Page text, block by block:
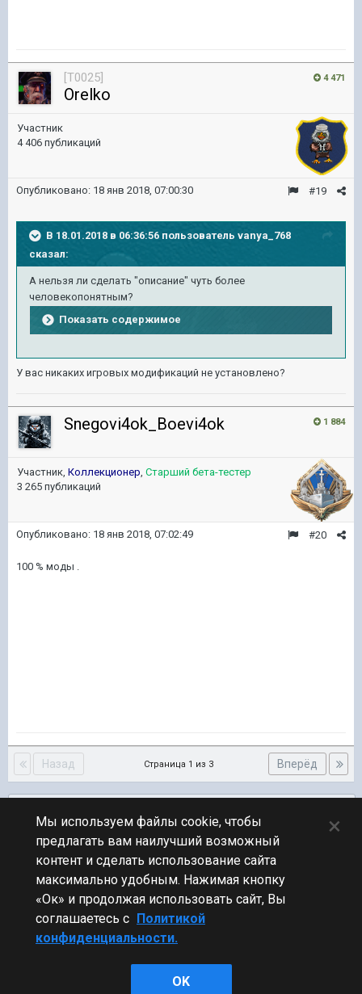
4 471
[T0025]
Orelko
Участник
4 406 публикаций
#19
Опубликовано: 18 янв 2018, 07:00:30
В 18.01.2018 в 06:36:56 пользователь vanya_768
сказал:
А нельзя ли сделать "описание" чуть более
человекопонятным?
Показать содержимое
У вас никаких игровых модификаций не установлено?
1 884
Snegovi4ok_Boevi4ok
Участник, Коллекционер, Старший бета-тестер
3 265 публикаций
#20
Опубликовано: 18 янв 2018, 07:02:49
100 % моды .
Назад Вперёд
Страница 1 из 3
ПЕРЕЙТИ К СПИСКУ ТЕМ
Флудилка
Стиль
Мы используем файлы cookie, чтобы
предлагать вам наилучший возможный
контент и сделать использование сайта
максимально удобным. Нажимая кнопку
«Ок» и продолжая использовать сайт, Вы
соглашаетесь с Политикой
конфиденциальности.
OK
×